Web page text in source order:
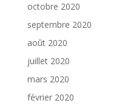
octobre 2020
septembre 2020
août 2020
juillet 2020
mars 2020
février 2020